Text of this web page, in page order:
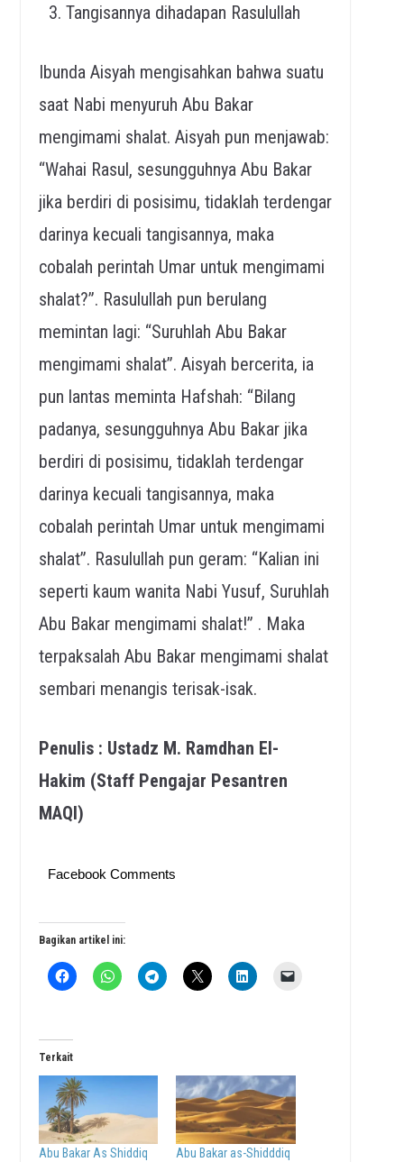
Tangisannya dihadapan Rasulullah
Ibunda Aisyah mengisahkan bahwa suatu
saat Nabi menyuruh Abu Bakar
mengimami shalat. Aisyah pun menjawab:
“Wahai Rasul, sesungguhnya Abu Bakar
jika berdiri di posisimu, tidaklah terdengar
darinya kecuali tangisannya, maka
cobalah perintah Umar untuk mengimami
shalat?”. Rasulullah pun berulang
memintan lagi: “Suruhlah Abu Bakar
mengimami shalat”. Aisyah bercerita, ia
pun lantas meminta Hafshah: “Bilang
padanya, sesungguhnya Abu Bakar jika
berdiri di posisimu, tidaklah terdengar
darinya kecuali tangisannya, maka
cobalah perintah Umar untuk mengimami
shalat”. Rasulullah pun geram: “Kalian ini
seperti kaum wanita Nabi Yusuf, Suruhlah
Abu Bakar mengimami shalat!” . Maka
terpaksalah Abu Bakar mengimami shalat
sembari menangis terisak-isak.
Penulis : Ustadz M. Ramdhan El-
Hakim (Staff Pengajar Pesantren
MAQI)
Facebook Comments
Bagikan artikel ini:
Terkait
Abu Bakar As Shiddiq
Abu Bakar as-Shidddiq